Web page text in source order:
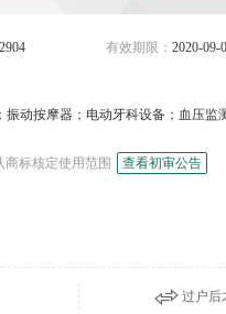
有效期限： 2020-09-
动按摩器；电动牙科设备；血压监
标核定使用范围 查看初审公告
过户后